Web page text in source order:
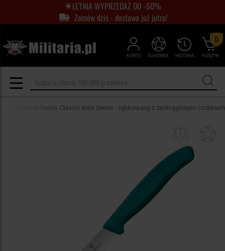
LETNIA WYPRZEDAŻ DO -50%
Zamów dziś - dostawa już jutro!
KONTO HISTORIA
SCHOWEK KOSZYK
0
Victorinox Swiss Classic Kale Green - ząbkowany z zaokrąglonym czubkiem